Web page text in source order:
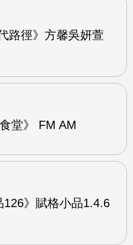
路徑》方馨吳妍萱
堂》 FM AM
126》賦格小品1.4.6